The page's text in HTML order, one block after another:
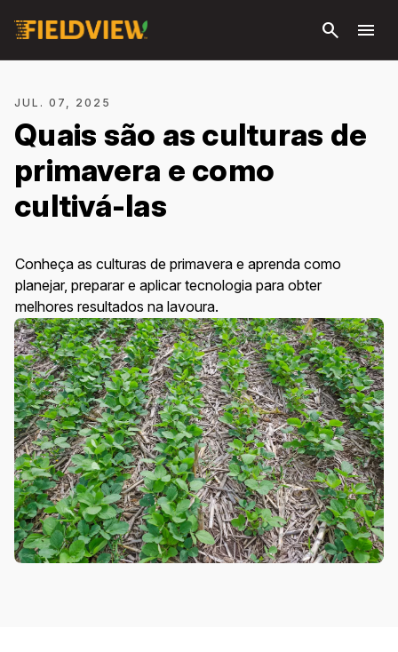
principal
search menu
JUL. 07, 2025
Quais são as culturas de
primavera e como
cultivá-las
Conheça as culturas de primavera e aprenda como
planejar, preparar e aplicar tecnologia para obter
melhores resultados na lavoura.